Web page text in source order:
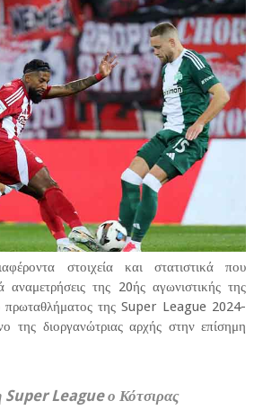
στοιχεία και στατιστικά που
της 20ής αγωνιστικής της
πρωταθλήματος της Super League 2024-
της διοργανώτριας αρχής στην επίσημη
Super League ο Κότσιρας